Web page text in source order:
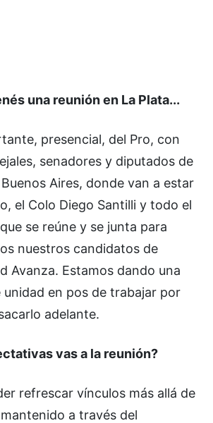
una reunión en La Plata...
presencial, del Pro, con
senadores y diputados de
Aires, donde van a estar
el Colo Diego Santilli y todo el
se reúne y se junta para
nuestros candidatos de
Avanza. Estamos dando una
unidad en pos de trabajar por
adelante.
vas a la reunión?
refrescar vínculos más allá de
a través del